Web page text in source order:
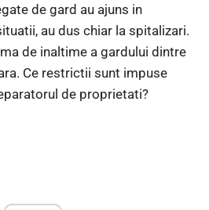
de gard au ajuns in
au dus chiar la spitalizari.
de inaltime a gardului dintre
Ce restrictii sunt impuse
de proprietati?